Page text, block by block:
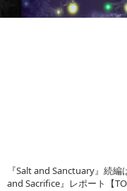
『Salt and Sanctuary』続
and Sacrifice』レポート【